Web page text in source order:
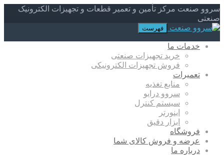
سروو صنعت مرکز تأمین و تعمیر قطعات و تجهیزات الکترونیک
صنعتی
فهرست
خدمات ما
خرید تجهیزات صنعتی
فروش تجهیزات الکترونیکی
تعمیرات
منابع تغذیه
سروو درایو
سیستم کنترل
اینورتر
ابزار دقیق
فروشگاه
عرضه و فروش کالای شما
درباره ما